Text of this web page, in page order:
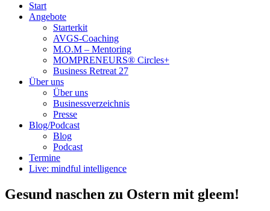
Start
Angebote
Starterkit
AVGS-Coaching
M.O.M – Mentoring
MOMPRENEURS® Circles+
Business Retreat 27
Über uns
Über uns
Businessverzeichnis
Presse
Blog/Podcast
Blog
Podcast
Termine
Live: mindful intelligence
Gesund naschen zu Ostern mit gleem!